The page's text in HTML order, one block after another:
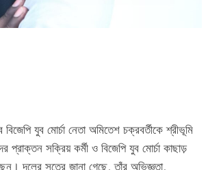
যুব মোর্চা নেতা অমিতেশ চক্রবর্তীকে শ্রীভূমি
প্রাক্তন সক্রিয় কর্মী ও বিজেপি যুব মোর্চা কাছাড়
দলের সূত্রে জানা গেছে, তাঁর অভিজ্ঞতা,